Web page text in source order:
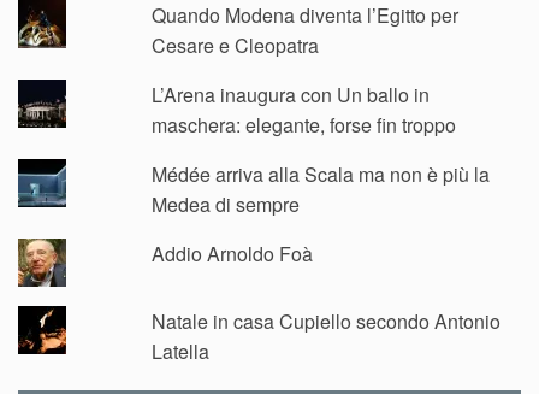
Quando Modena diventa l’Egitto per
Cesare e Cleopatra
L’Arena inaugura con Un ballo in
maschera: elegante, forse fin troppo
Médée arriva alla Scala ma non è più la
Medea di sempre
Addio Arnoldo Foà
Natale in casa Cupiello secondo Antonio
Latella